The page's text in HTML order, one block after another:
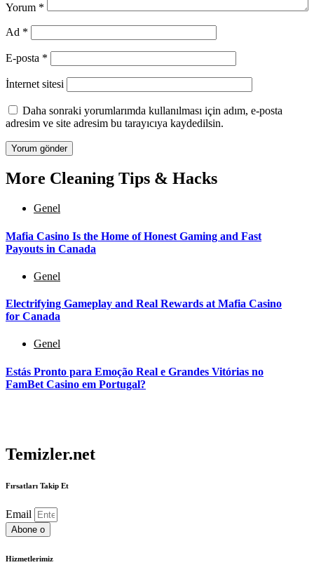
Yorum *
Ad *
E-posta *
İnternet sitesi
Daha sonraki yorumlarımda kullanılması için adım, e-posta
adresim ve site adresim bu tarayıcıya kaydedilsin.
More Cleaning Tips & Hacks
Genel
Mafia Casino Is the Home of Honest Gaming and Fast
Payouts in Canada
Genel
Electrifying Gameplay and Real Rewards at Mafia Casino
for Canada
Genel
Estás Pronto para Emoção Real e Grandes Vitórias no
FamBet Casino em Portugal?
Temizler.net
Fırsatları Takip Et
Email
Abone o
Hizmetlerimiz